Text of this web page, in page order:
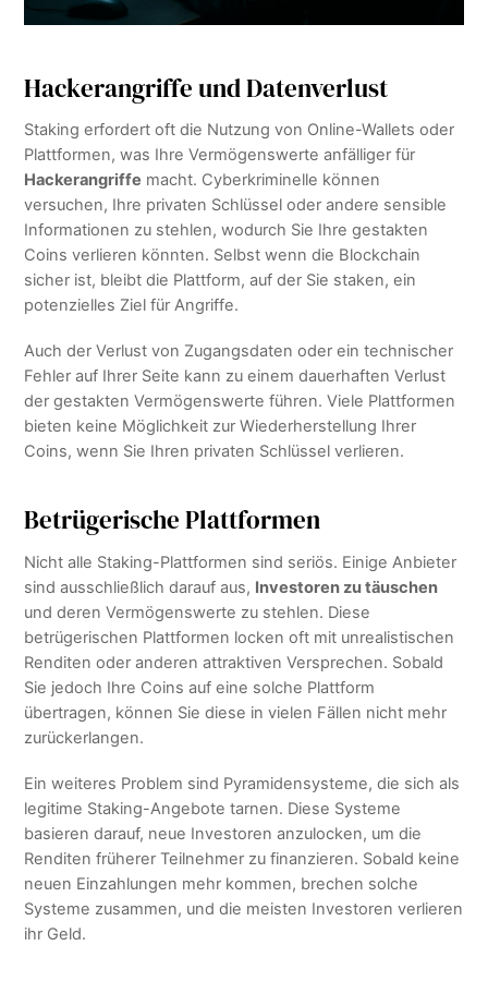
Hackerangriffe und Datenverlust
Staking erfordert oft die Nutzung von Online-Wallets oder
Plattformen, was Ihre Vermögenswerte anfälliger für
Hackerangriffe macht. Cyberkriminelle können
versuchen, Ihre privaten Schlüssel oder andere sensible
Informationen zu stehlen, wodurch Sie Ihre gestakten
Coins verlieren könnten. Selbst wenn die Blockchain
sicher ist, bleibt die Plattform, auf der Sie staken, ein
potenzielles Ziel für Angriffe.
Auch der Verlust von Zugangsdaten oder ein technischer
Fehler auf Ihrer Seite kann zu einem dauerhaften Verlust
der gestakten Vermögenswerte führen. Viele Plattformen
bieten keine Möglichkeit zur Wiederherstellung Ihrer
Coins, wenn Sie Ihren privaten Schlüssel verlieren.
Betrügerische Plattformen
Nicht alle Staking-Plattformen sind seriös. Einige Anbieter
sind ausschließlich darauf aus, Investoren zu täuschen
und deren Vermögenswerte zu stehlen. Diese
betrügerischen Plattformen locken oft mit unrealistischen
Renditen oder anderen attraktiven Versprechen. Sobald
Sie jedoch Ihre Coins auf eine solche Plattform
übertragen, können Sie diese in vielen Fällen nicht mehr
zurückerlangen.
Ein weiteres Problem sind Pyramidensysteme, die sich als
legitime Staking-Angebote tarnen. Diese Systeme
basieren darauf, neue Investoren anzulocken, um die
Renditen früherer Teilnehmer zu finanzieren. Sobald keine
neuen Einzahlungen mehr kommen, brechen solche
Systeme zusammen, und die meisten Investoren verlieren
ihr Geld.